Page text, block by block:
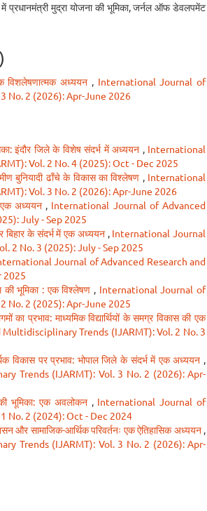
प्रधानमंत्री मुद्रा योजना की भूमिका, जर्नल ऑफ डेवलपमेंट
विशलेषणात्मक अध्ययन , International Journal of
No. 2 (2026): Apr-June 2026
इंदौर जिले के विशेष संदर्भ में अध्ययन , International
Vol. 2 No. 4 (2025): Oct - Dec 2025
बुनियादी ढाँचे के विकास का विश्लेषण , International
Vol. 3 No. 2 (2026): Apr-June 2026
एक अध्ययन , International Journal of Advanced
July - Sep 2025
बिहार के संदर्भ में एक अध्ययन , International Journal
2 No. 3 (2025): July - Sep 2025
Journal of Advanced Research and
2025
की भूमिका : एक विश्लेषण , International Journal of
No. 2 (2025): Apr-June 2025
का प्रभाव: माध्यमिक विद्यार्थियों के समग्र विकास की एक
Trends (IJARMT): Vol. 2 No. 3
विकास पर प्रभाव: भोपाल जिले के संदर्भ में एक अध्ययन ,
Trends (IJARMT): Vol. 3 No. 2 (2026): Apr-
भूमिका: एक अवलोकन , International Journal of
No. 2 (2024): Oct - Dec 2024
और सामाजिक-आर्थिक परिवर्तनः एक ऐतिहासिक अध्ययन ,
Trends (IJARMT): Vol. 3 No. 2 (2026): Apr-